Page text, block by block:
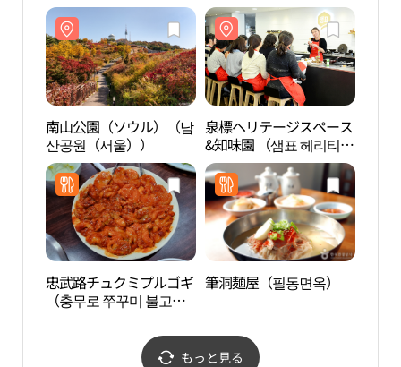
南山公園（ソウル）（남
산공원（서울））
泉標ヘリテージスペース
&知味園 （샘표 헤리티지
스페이스 & 지미원）
忠武路チュクミプルゴギ
（충무로 쭈꾸미 불고
筆洞麺屋（필동면옥）
もっと見る